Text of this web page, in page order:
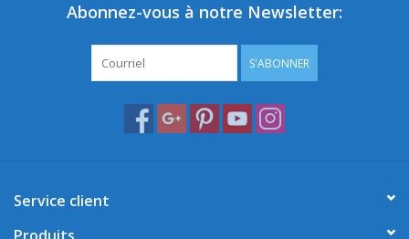
Abonnez-vous à notre Newsletter:
S'ABONNER
Service client